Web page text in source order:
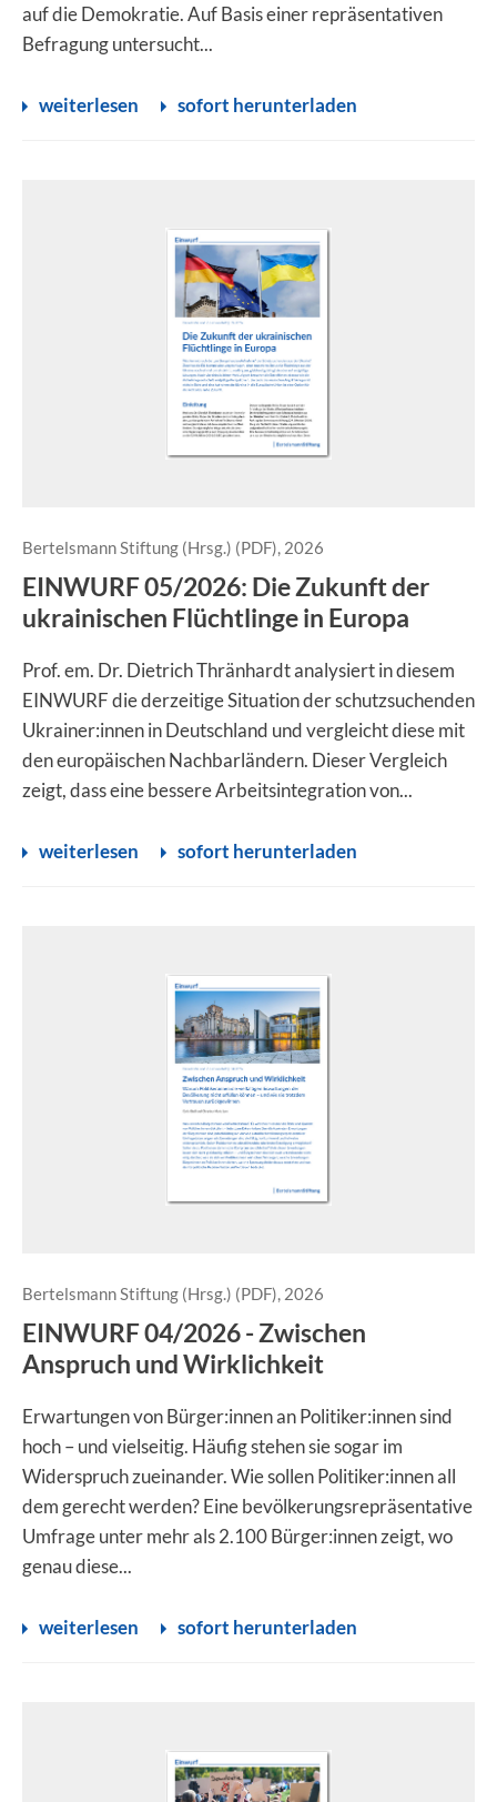
auf die Demokratie. Auf Basis einer repräsentativen
Befragung untersucht...
weiterlesen sofort herunterladen
Bertelsmann Stiftung (Hrsg.) (PDF), 2026
EINWURF 05/2026: Die Zukunft der
ukrainischen Flüchtlinge in Europa
Prof. em. Dr. Dietrich Thränhardt analysiert in diesem
EINWURF die derzeitige Situation der schutzsuchenden
Ukrainer:innen in Deutschland und vergleicht diese mit
den europäischen Nachbarländern. Dieser Vergleich
zeigt, dass eine bessere Arbeitsintegration von...
weiterlesen sofort herunterladen
Bertelsmann Stiftung (Hrsg.) (PDF), 2026
EINWURF 04/2026 - Zwischen
Anspruch und Wirklichkeit
Erwartungen von Bürger:innen an Politiker:innen sind
hoch – und vielseitig. Häufig stehen sie sogar im
Widerspruch zueinander. Wie sollen Politiker:innen all
dem gerecht werden? Eine bevölkerungsrepräsentative
Umfrage unter mehr als 2.100 Bürger:innen zeigt, wo
genau diese...
weiterlesen sofort herunterladen